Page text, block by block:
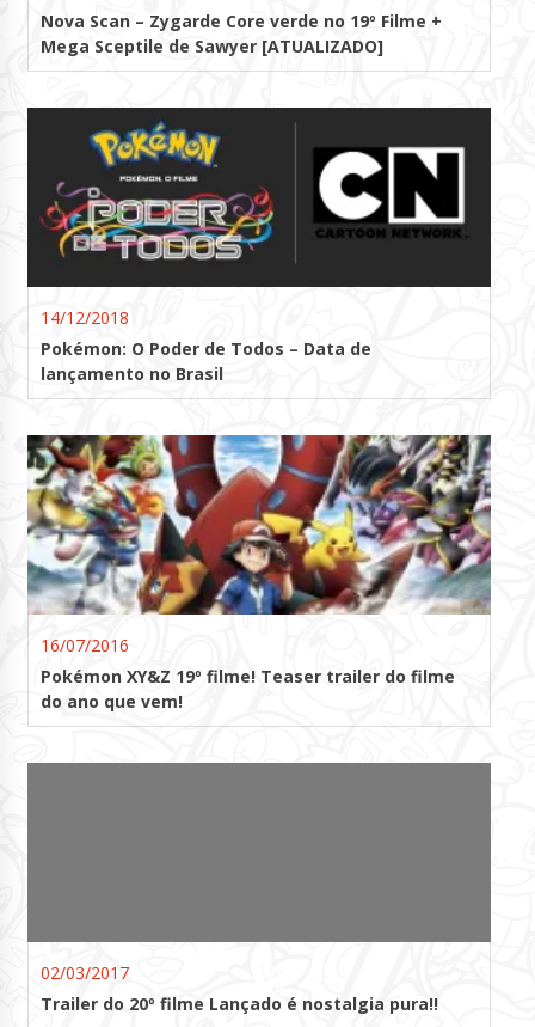
Nova Scan – Zygarde Core verde no 19º Filme +
Mega Sceptile de Sawyer [ATUALIZADO]
14/12/2018
Pokémon: O Poder de Todos – Data de
lançamento no Brasil
16/07/2016
Pokémon XY&Z 19º filme! Teaser trailer do filme
do ano que vem!
02/03/2017
Trailer do 20º filme Lançado é nostalgia pura!!